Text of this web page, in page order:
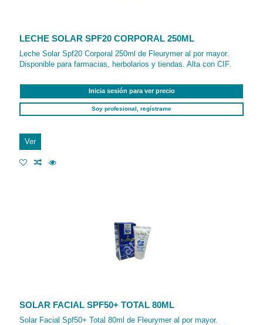
LECHE SOLAR SPF20 CORPORAL 250ML
Leche Solar Spf20 Corporal 250ml de Fleurymer al por mayor.
Disponible para farmacias, herbolarios y tiendas. Alta con CIF.
Inicia sesión para ver precio
Soy profesional, regístrame
Ver
SOLAR FACIAL SPF50+ TOTAL 80ML
Solar Facial Spf50+ Total 80ml de Fleurymer al por mayor.